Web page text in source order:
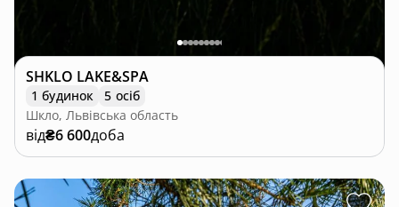
SHKLO LAKE&SPA
1 будинок
5 осіб
Шкло, Львівська область
від₴6 600доба